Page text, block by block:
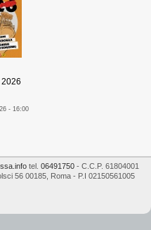
- 16:00
tel. 06491750- C.C.P. 61804001
56 00185 Roma - P.I 02150561005